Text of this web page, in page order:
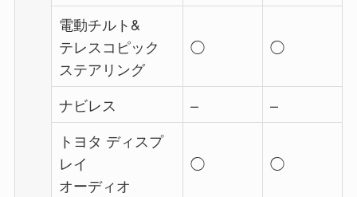
電動チルト&
テレスコピック
ステアリング
◯ ◯
ナビレス –
–
トヨタ ディスプ
レイ
オーディオ
◯ ◯